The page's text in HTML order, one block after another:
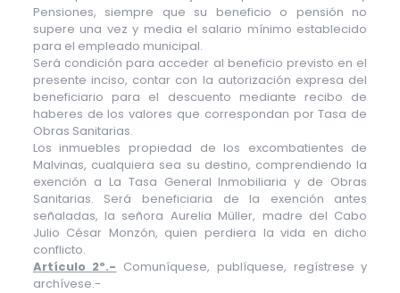
Pensiones, siempre que su beneficio o pensión no
supere una vez y media el salario mínimo establecido
para el empleado municipal.
Será condición para acceder al beneficio previsto en el
presente inciso, contar con la autorización expresa del
beneficiario para el descuento mediante recibo de
haberes de los valores que correspondan por Tasa de
Obras Sanitarias.
Los inmuebles propiedad de los excombatientes de
Malvinas, cualquiera sea su destino, comprendiendo la
exención a La Tasa General Inmobiliaria y de Obras
Sanitarias. Será beneficiaria de la exención antes
señaladas, la señora Aurelia Müller, madre del Cabo
Julio César Monzón, quien perdiera la vida en dicho
conflicto.
Artículo 2º.- Comuníquese, publíquese, regístrese y
archívese.-